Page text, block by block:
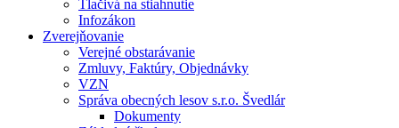
Tlačivá na stiahnutie
Infozákon
Zverejňovanie
Verejné obstarávanie
Zmluvy, Faktúry, Objednávky
VZN
Správa obecných lesov s.r.o. Švedlár
Dokumenty